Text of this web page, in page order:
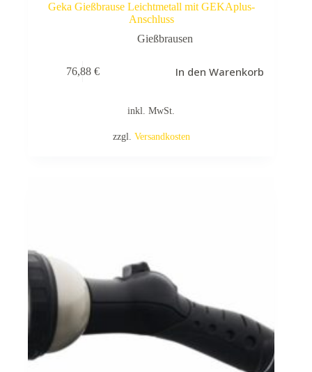
Geka Gießbrause Leichtmetall mit GEKAplus-
Anschluss
Gießbrausen
76,88 € In den Warenkorb
inkl. MwSt.
zzgl. Versandkosten